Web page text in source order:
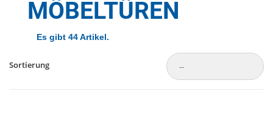
MÖBELTÜREN
Es gibt 44 Artikel.
Sortierung